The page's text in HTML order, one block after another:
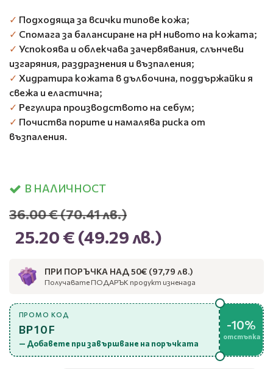
✓ Подходяща за всички типове кожа;
✓ Спомага за балансиране на pH нивото на кожата;
✓ Успокоява и облекчава зачервявания, слънчеви
изгаряния, раздразнения и възпаления;
✓ Хидратира кожата в дълбочина, поддържайки я
свежа и еластична;
✓ Регулира производството на себум;
✓ Почиства порите и намалява риска от
възпаления.
В НАЛИЧНОСТ
25.20 € (49.29 лв.)
36.00 €(70.41 лв.)
ПРИ ПОРЪЧКА НАД 50€ (97,79 лв.)
Получавате ПОДАРЪК продукт изненада
ПРОМО КОД
BP10F
— Добавете при завършване на поръчката
-10%
отстъпка